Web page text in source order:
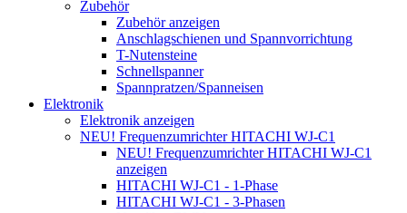
Zubehör
Zubehör anzeigen
Anschlagschienen und Spannvorrichtung
T-Nutensteine
Schnellspanner
Spannpratzen/Spanneisen
Elektronik
Elektronik anzeigen
NEU! Frequenzumrichter HITACHI WJ-C1
NEU! Frequenzumrichter HITACHI WJ-C1
anzeigen
HITACHI WJ-C1 - 1-Phase
HITACHI WJ-C1 - 3-Phasen